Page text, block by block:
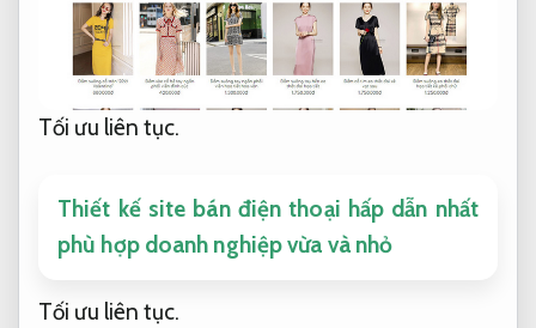
Tối ưu liên tục.
Thiết kế site bán điện thoại hấp dẫn nhất
phù hợp doanh nghiệp vừa và nhỏ
Tối ưu liên tục.